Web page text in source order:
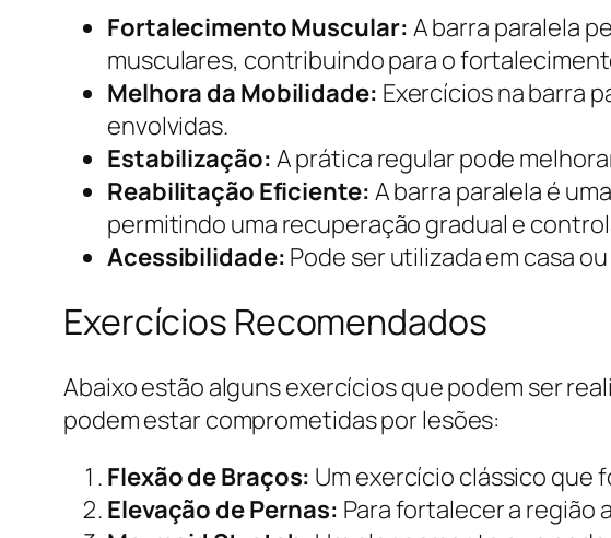
Fortalecimento Muscular: A barra paralela
musculares, contribuindo para o
Melhora da Mobilidade: Exercícios na barra
envolvidas.
Estabilização: A prática regular pode
Reabilitação Eficiente: A barra paralela é
permitindo uma recuperação gradual e
Acessibilidade: Pode ser utilizada em casa
Exercícios Recomendados
Abaixo estão alguns exercícios que podem ser
podem estar comprometidas por lesões:
Flexão de Braços: Um exercício clássico que
Elevação de Pernas: Para fortalecer a região